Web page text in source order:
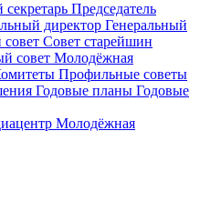
Председатель
директор Генеральный
Совет старейшин
совет Молодёжная
Профильные советы
Годовые планы Годовые
Молодёжная